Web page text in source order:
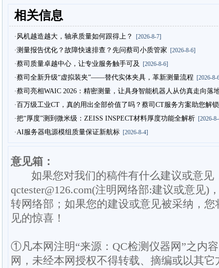
相关信息
·风机越造越大，轴承质量如何跟得上？ [2026-8-7]
·测量报告优化？故障快速排查？先问蔡司小质管家 [2026-8-6]
·蔡司质量卓越中心，让专业服务触手可及 [2026-8-6]
·蔡司全新升级“虚拟装夹”——替代实体夹具，革新测量流程 [2026-8-
·蔡司亮相WAIC 2026：精密测量，让具身智能机器人从仿真走向落
·百万级工业CT，真的用出全部价值了吗？蔡司CT服务方案助您解
·把“厚度”测到微米级：ZEISS INSPECT材料厚度功能全解析[2026-8-
·AI服务器电源模组质量保证新航标[2026-8-4]
意见箱：
如果您对我们的稿件有什么建议或意见
qctester@126.com(注明网络部:建议或意见)
转网络部；如果您的建设或意见被采纳，
见的惊喜！
①凡本网注明“来源：QC检测仪器网”之内
网，未经本网授权不得转载、摘编或以其它